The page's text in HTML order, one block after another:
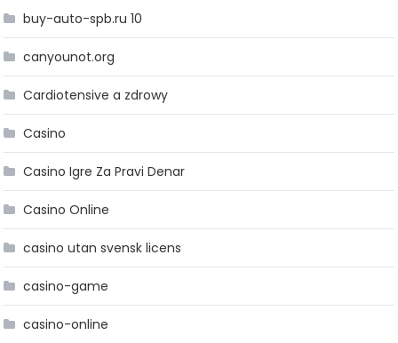
buy-auto-spb.ru 10
canyounot.org
Cardiotensive a zdrowy
Casino
Casino Igre Za Pravi Denar
Casino Online
casino utan svensk licens
casino-game
casino-online